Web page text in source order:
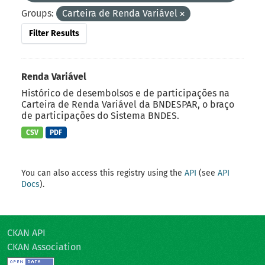
Groups:
Carteira de Renda Variável
Filter Results
Renda Variável
Histórico de desembolsos e de participações na
Carteira de Renda Variável da BNDESPAR, o braço
de participações do Sistema BNDES.
CSV PDF
You can also access this registry using the API (see API
Docs).
CKAN API
CKAN Association